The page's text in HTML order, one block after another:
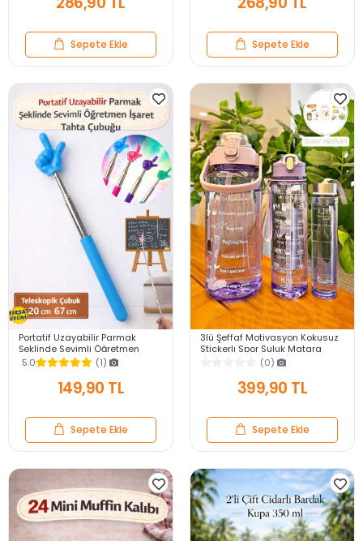
Sepete Ekle Sepete Ekle
Portatif Uzayabilir Parmak
Şeklinde Sevimli Öğretmen
İşaret Tahta Çubuğu Teleskopik
Çubuk 20cm 67cm
5.0 (1)
149,90 TL
Sepete Ekle
3lü Şeffaf Motivasyon Kokusuz
Stickerlı Spor Suluk Matara
Pipetli Taşınabilir Su Şişesi Soft
(0)
399,90 TL
Sepete Ekle